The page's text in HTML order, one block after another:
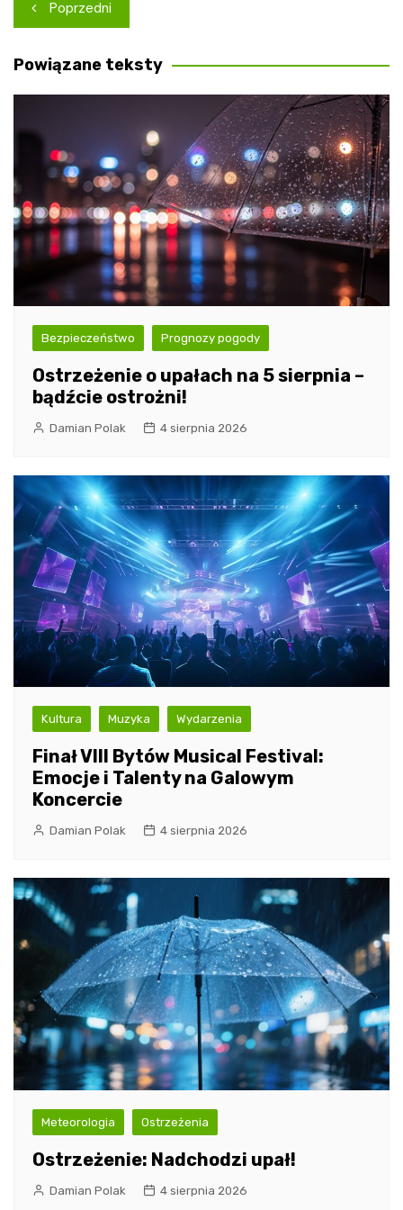
wpisu
Poprzedni
Powiązane teksty
Bezpieczeństwo Prognozy pogody
Ostrzeżenie o upałach na 5 sierpnia –
bądźcie ostrożni!
Damian Polak 4 sierpnia 2026
Kultura Muzyka Wydarzenia
Finał VIII Bytów Musical Festival:
Emocje i Talenty na Galowym
Koncercie
Damian Polak 4 sierpnia 2026
Meteorologia Ostrzeżenia
Ostrzeżenie: Nadchodzi upał!
Damian Polak 4 sierpnia 2026